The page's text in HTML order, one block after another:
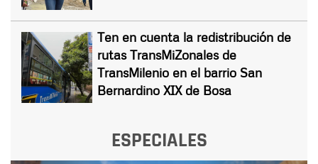
Ten en cuenta la redistribución de
rutas TransMiZonales de
TransMilenio en el barrio San
Bernardino XIX de Bosa
ESPECIALES